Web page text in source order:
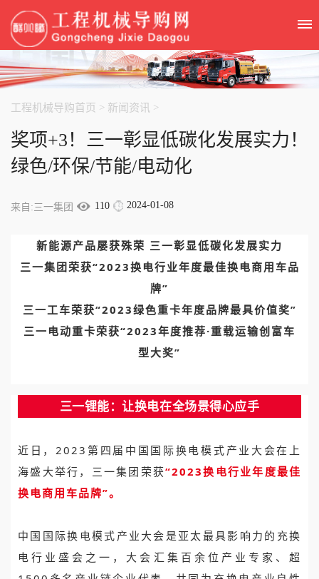
工程机械导购首页 > 新闻资讯 >
奖项+3！三一彰显低碳化发展实力！
绿色/环保/节能/电动化
来自:三一集团 110 2024-01-08
新能源产品屡获殊荣 三一彰显低碳化发展实力
三一集团荣获“2023换电行业年度最佳换电商用车品
牌”
三一工车荣获“2023绿色重卡年度品牌最具价值奖”
三一电动重卡荣获“2023年度推荐·重载运输创富车
型大奖”
三一锂能：让换电在全场景得心应手
近日，2023第四届中国国际换电模式产业大会在上
海盛大举行，三一集团荣获“2023换电行业年度最佳
换电商用车品牌”。
中国国际换电模式产业大会是亚太最具影响力的充换
电行业盛会之一，大会汇集百余位产业专家、超